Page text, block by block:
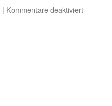
| Kommentare deaktiviertfür